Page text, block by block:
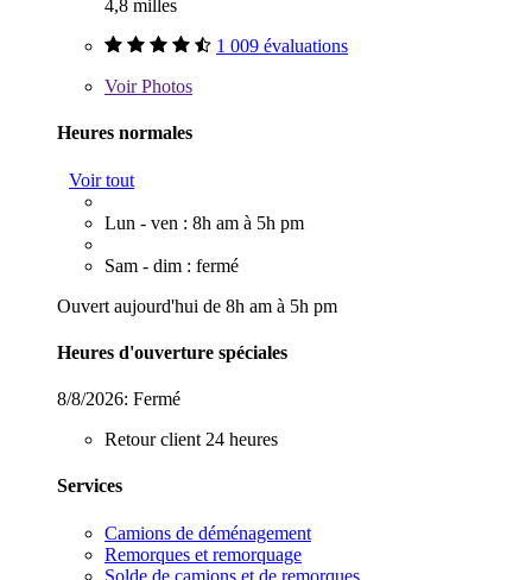
4,8 milles
1 009 évaluations
VoirPhotos
Heures normales
Voir tout
Lun - ven : 8h am à 5h pm
Sam - dim : fermé
Ouvert aujourd'hui de 8h am à 5h pm
Heures d'ouverture spéciales
8/8/2026: Fermé
Retour client 24 heures
Services
Camions de déménagement
Remorques et remorquage
Solde de camions et de remorques